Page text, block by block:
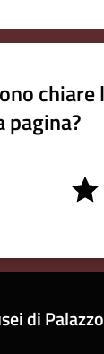
pagina?
1
stars
di